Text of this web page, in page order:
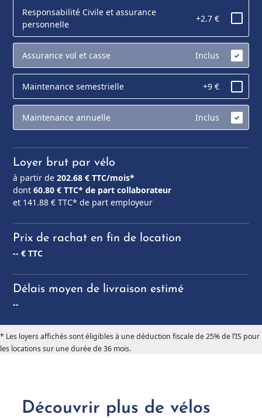
Responsabilité Civile et assurance
personnelle
+2.7 €
Assurance vol et casse Inclus
Maintenance semestrielle +9 €
Maintenance annuelle Inclus
Loyer brut par vélo
à partir de 202.68 € TTC/mois*
dont 60.80 € TTC* de part collaborateur
et 141.88 € TTC* de part employeur
Prix de rachat en fin de location
-- € TTC
Délais moyen de livraison estimé
--
arrow_forward Valider la configuration
* Les loyers affichés sont éligibles à une déduction fiscale de 25% de l’IS pour
les locations sur une durée de 36 mois.
Découvrir plus de vélos